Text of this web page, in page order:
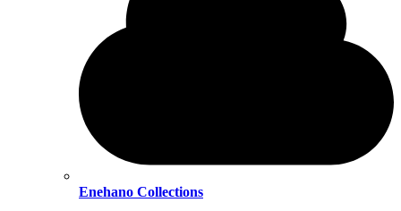
Enehano Collections